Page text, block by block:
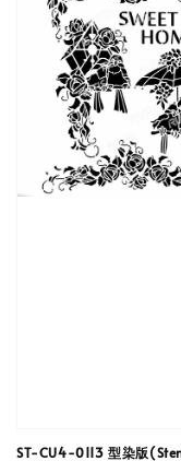
ST-CU4-0113 型染版